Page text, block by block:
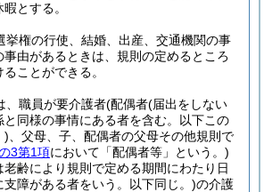
とする。
挙権の行使、結婚、出産、交通機関の事
由があるときは、規則の定めるところ
ことができる。
、職員が要介護者(配偶者(届出をしない
と同様の事情にある者を含む。以下この
) 、父母、子、配偶者の父母その他規則で
3第1項において「配偶者等」という。)
老齢により規則で定める期間にわたり日
障がある者をいう。以下同じ。)の介護